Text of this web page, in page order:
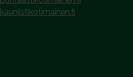
kauniistikotimainen.fi